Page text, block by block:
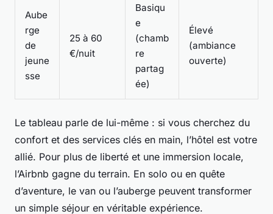
Aube
rge
de
jeune
sse
25 à 60
€/nuit
Basiqu
e
(chamb
re
partag
ée)
Élevé
(ambiance
ouverte)
Le tableau parle de lui-même : si vous cherchez du
confort et des services clés en main, l’hôtel est votre
allié. Pour plus de liberté et une immersion locale,
l’Airbnb gagne du terrain. En solo ou en quête
d’aventure, le van ou l’auberge peuvent transformer
un simple séjour en véritable expérience.